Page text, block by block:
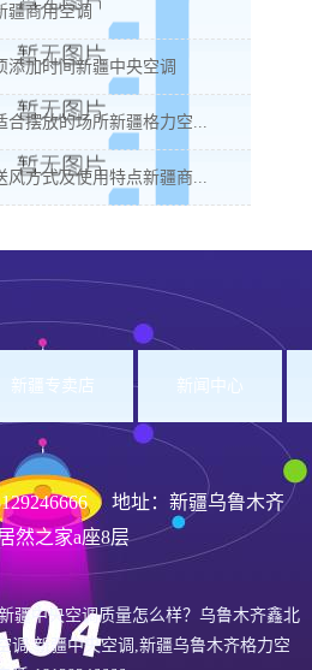
疆商用空调
添加时间新疆中央空调
摆放的场所新疆格力空...
方式及使用特点新疆商...
新疆专卖店 新闻中心
地址：新疆乌鲁木齐
然之家a座8层
疆中央空调质量怎么样？乌鲁木齐鑫北
调,新疆中央空调,新疆乌鲁木齐格力空